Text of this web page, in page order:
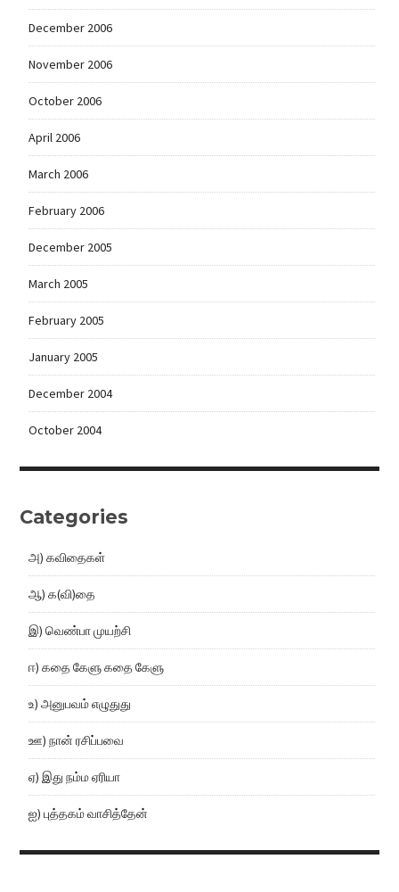
December 2006
November 2006
October 2006
April 2006
March 2006
February 2006
December 2005
March 2005
February 2005
January 2005
December 2004
October 2004
Categories
அ) கவிதைகள்
ஆ) க(வி)தை
இ) வெண்பா முயற்சி
ஈ) கதை கேளு கதை கேளு
உ) அனுபவம் எழுதுது
ஊ) நான் ரசிப்பவை
ஏ) இது நம்ம ஏரியா
ஐ) புத்தகம் வாசித்தேன்